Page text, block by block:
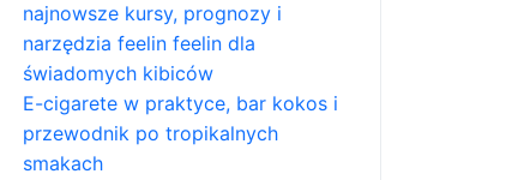
najnowsze kursy, prognozy i
narzędzia feelin feelin dla
świadomych kibiców
E-cigarete w praktyce, bar kokos i
przewodnik po tropikalnych
smakach